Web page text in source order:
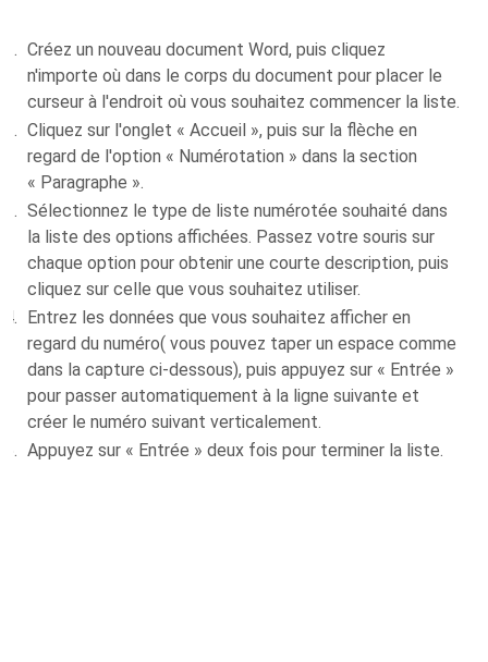
Créez un nouveau document Word, puis cliquez
n'importe où dans le corps du document pour placer le
curseur à l'endroit où vous souhaitez commencer la liste.
Cliquez sur l'onglet « Accueil », puis sur la flèche en
regard de l'option « Numérotation » dans la section
« Paragraphe ».
Sélectionnez le type de liste numérotée souhaité dans
la liste des options affichées. Passez votre souris sur
chaque option pour obtenir une courte description, puis
cliquez sur celle que vous souhaitez utiliser.
Entrez les données que vous souhaitez afficher en
regard du numéro( vous pouvez taper un espace comme
dans la capture ci-dessous), puis appuyez sur « Entrée »
pour passer automatiquement à la ligne suivante et
créer le numéro suivant verticalement.
Appuyez sur « Entrée » deux fois pour terminer la liste.